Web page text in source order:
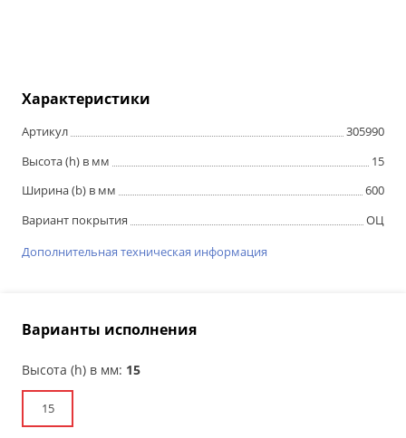
Характеристики
Артикул
305990
Высота (h) в мм
15
Ширина (b) в мм
600
Вариант покрытия
ОЦ
Дополнительная техническая информация
Варианты исполнения
Высота (h) в мм: 15
15